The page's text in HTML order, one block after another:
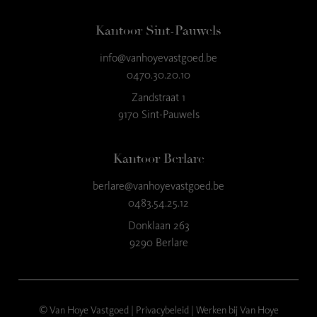
Kantoor Sint-Pauwels
info@vanhoyevastgoed.be
0470.30.20.10
Zandstraat 1
9170 Sint-Pauwels
Kantoor Berlare
berlare@vanhoyevastgoed.be
0483.54.25.12
Donklaan 263
9290 Berlare
© Van Hoye Vastgoed | Privacybeleid| Werken bij Van Hoye